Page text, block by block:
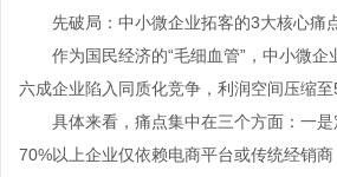
先破局：中小微企业拓客的3大核心痛
作为国民经济的“毛细血管”，中小微企
六成企业陷入同质化竞争，利润空间压缩
具体来看，痛点集中在三个方面：一是
70%以上企业仅依赖电商平台或传统经销